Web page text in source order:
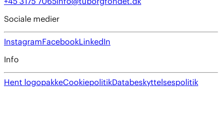
Sociale medier
InstagramFacebookLinkedIn
Info
Hent logopakkeCookiepolitikDatabeskyttelsespolitik